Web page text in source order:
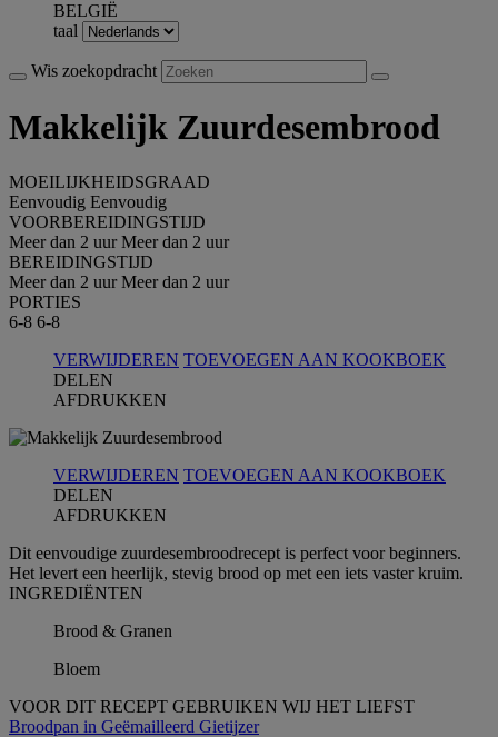
BELGIË
taal
Wis zoekopdracht
Makkelijk Zuurdesembrood
MOEILIJKHEIDSGRAAD
Eenvoudig Eenvoudig
VOORBEREIDINGSTIJD
Meer dan 2 uur Meer dan 2 uur
BEREIDINGSTIJD
Meer dan 2 uur Meer dan 2 uur
PORTIES
6-8 6-8
VERWIJDEREN TOEVOEGEN AAN KOOKBOEK
DELEN
AFDRUKKEN
VERWIJDEREN TOEVOEGEN AAN KOOKBOEK
DELEN
AFDRUKKEN
Dit eenvoudige zuurdesembroodrecept is perfect voor beginners.
Het levert een heerlijk, stevig brood op met een iets vaster kruim.
INGREDIЁNTEN
Brood & Granen
Bloem
VOOR DIT RECEPT GEBRUIKEN WIJ HET LIEFST
Broodpan in Geëmailleerd Gietijzer